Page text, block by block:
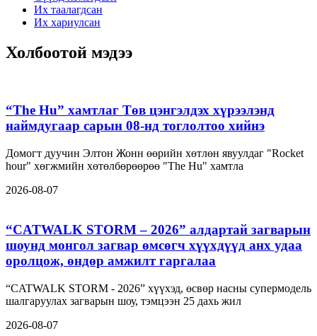
Их таалагдсан
Их хариулсан
Холбоотой мэдээ
“The Hu” хамтлаг Төв цэнгэлдэх хүрээлэнд
наймдугаар сарын 08-нд тоглолтоо хийнэ
Домогт дуучин Элтон Жонн өөрийн хөтлөн явуулдаг "Rocket
hour" хөгжмийн хөтөлбөрөөрөө "The Hu" хамтла
2026-08-07
“CATWALK STORM – 2026” алдартай загварын
шоунд монгол загвар өмсөгч хүүхдүүд анх удаа
оролцож, өндөр амжилт гаргалаа
“CATWALK STORM - 2026” хүүхэд, өсвөр насны супермодель
шалгаруулах загварын шоу, тэмцээн 25 дахь жил
2026-08-07